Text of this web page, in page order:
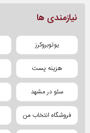
نیازمندی ها
یوتوبروکرز
هزینه پست
سئو در مشهد
فروشگاه انتخاب من